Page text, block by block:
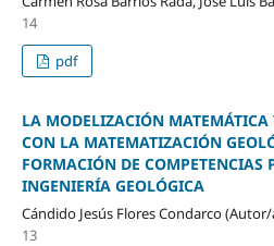
14
pdf
LA MODELIZACIÓN MATEMÁTICA
CON LA MATEMATIZACIÓN
FORMACIÓN DE COMPETENCIAS
INGENIERÍA GEOLÓGICA
Cándido Jesús Flores Condarco
13